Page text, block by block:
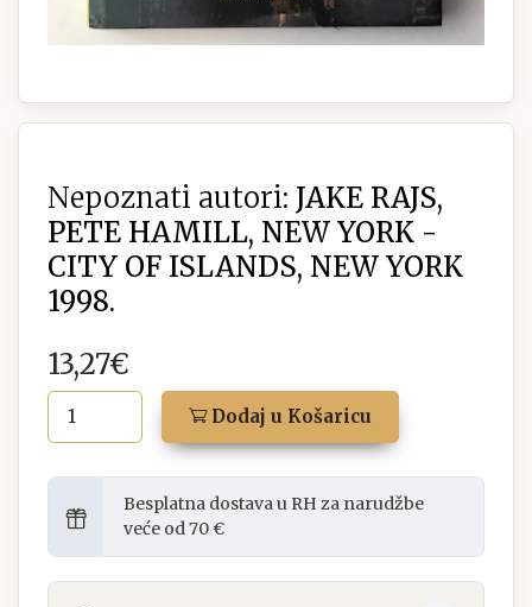
Nepoznati autori: JAKE RAJS,
PETE HAMILL, NEW YORK -
CITY OF ISLANDS, NEW YORK
1998.
13,27€
Dodaj u Košaricu
Besplatna dostava u RH za narudžbe
veće od 70 €